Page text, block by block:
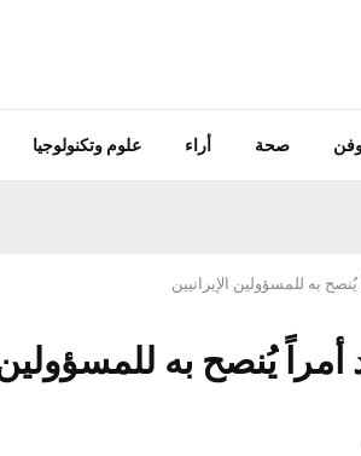
صحة أراء علوم وتكنولوجيا
به للمسؤولين الإيرانيين
أمراً يُنصح به